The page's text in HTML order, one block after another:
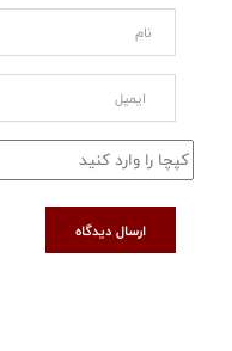
ارسال دیدگاه